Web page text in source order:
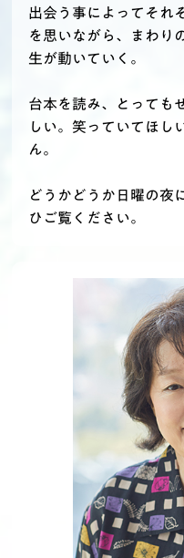
出会う事によってそれ
を思いながら、まわり
生が動いていく。
台本を読み、とっても
しい。笑っていてほし
ん。
どうかどうか日曜の夜
ひご覧ください。